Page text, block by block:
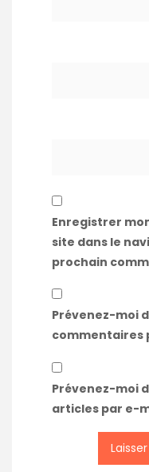
Enregistrer
site dans le
prochain
Prévenez-moi
commentaires
Prévenez-moi
articles par e-